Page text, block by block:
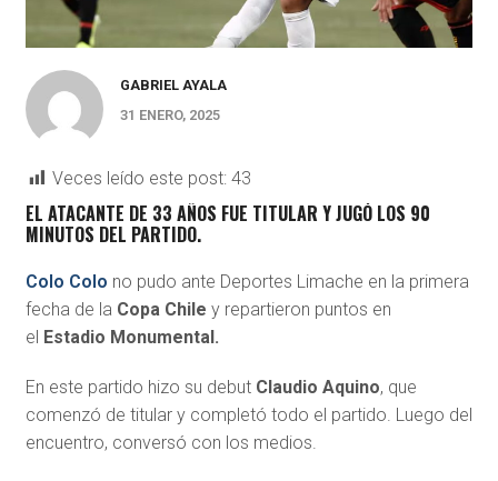
GABRIEL AYALA
31 ENERO, 2025
Veces leído este post: 43
EL ATACANTE DE 33 AÑOS FUE TITULAR Y JUGÓ LOS 90
MINUTOS DEL PARTIDO.
Colo Colo no pudo ante Deportes Limache en la primera
fecha de la Copa Chile y repartieron puntos en
el Estadio Monumental.
En este partido hizo su debut Claudio Aquino, que
comenzó de titular y completó todo el partido. Luego del
encuentro, conversó con los medios.